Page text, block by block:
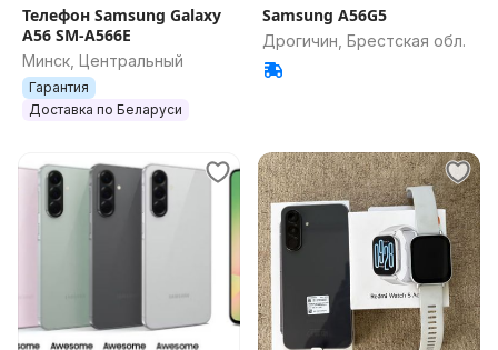
Телефон Samsung Galaxy
A56 SM-A566E
Минск, Центральный
Гарантия
Доставка по Беларуси
Samsung A56G5
Дрогичин, Брестская обл.